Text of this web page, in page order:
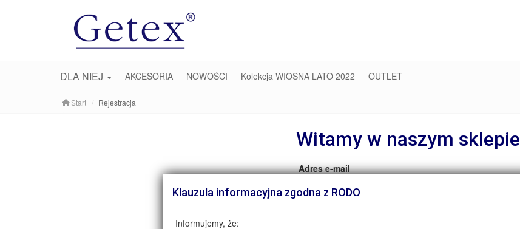
DLA NIEJ AKCESORIA NOWOŚCI Kolekcja WIOSNA LATO 2022 OUTLET
Start Rejestracja
Witamy w naszym sklepie
Adres e-mail
Klauzula informacyjna zgodna z RODO
Informujemy, że: